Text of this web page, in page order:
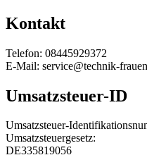
Kontakt
Telefon: 08445929372
E-Mail: service@technik-
Umsatzsteuer-ID
Umsatzsteuer-
Umsatzsteuergesetz:
DE335819056